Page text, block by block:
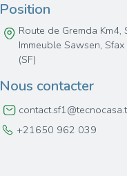
Position
Route de Gremda Km4,
Immeuble Sawsen,
(SF)
Nous contacter
+21650 962 039